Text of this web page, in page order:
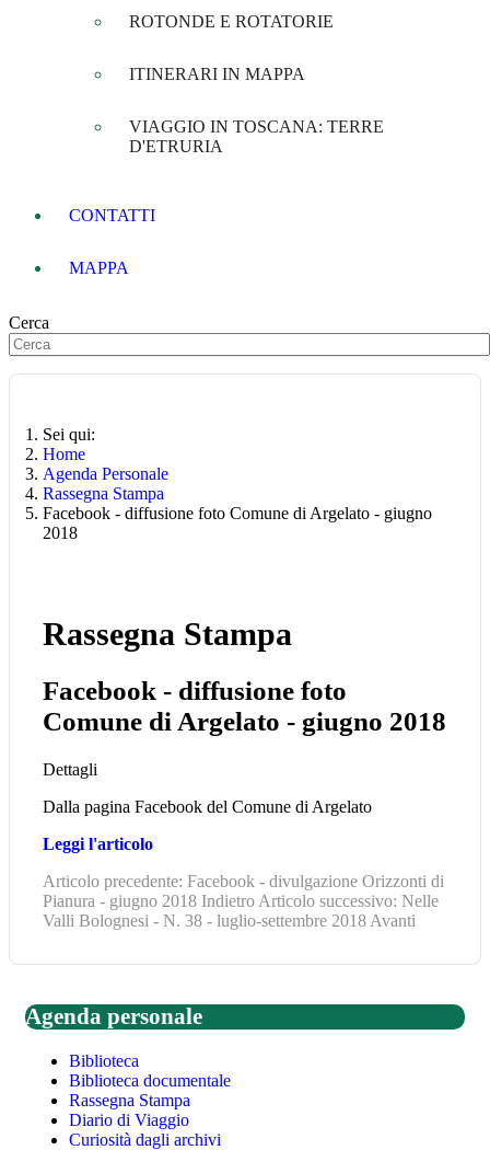
ROTONDE E ROTATORIE
ITINERARI IN MAPPA
VIAGGIO IN TOSCANA: TERRE
D'ETRURIA
CONTATTI
MAPPA
Cerca
Sei qui:
Home
Agenda Personale
Rassegna Stampa
Facebook - diffusione foto Comune di Argelato - giugno
2018
Rassegna Stampa
Facebook - diffusione foto
Comune di Argelato - giugno 2018
Dettagli
Dalla pagina Facebook del Comune di Argelato
Leggi l'articolo
Articolo precedente: Facebook - divulgazione Orizzonti di
Pianura - giugno 2018 Indietro Articolo successivo: Nelle
Valli Bolognesi - N. 38 - luglio-settembre 2018 Avanti
Agenda personale
Biblioteca
Biblioteca documentale
Rassegna Stampa
Diario di Viaggio
Curiosità dagli archivi